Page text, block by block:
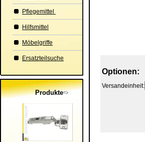
Pflegemittel
Hilfsmittel
Möbelgriffe
Ersatzteilsuche
Produkte
Optionen:
Versandeinheit: